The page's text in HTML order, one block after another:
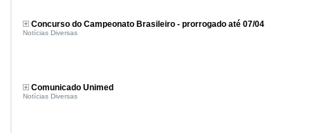
Concurso do Campeonato Brasileiro - prorrogado até 07/04
Notícias Diversas
Comunicado Unimed
Notícias Diversas